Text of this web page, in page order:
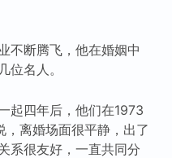
不断腾飞，他在婚姻中
位名人。
起四年后，他们在1973
离婚场面很平静，出了
系很友好，一直共同分